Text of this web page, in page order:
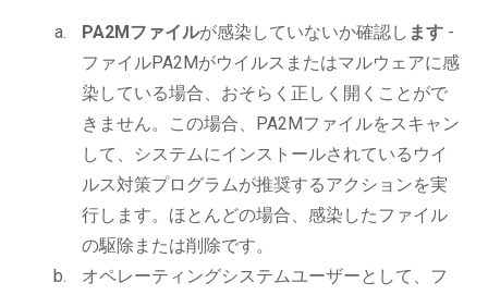
PA2Mファイルが感染していないか確認し ます -
ファイルPA2Mがウイルスまたはマルウェアに感
染している場合、おそらく正しく開くことがで
きません。この場合、PA2Mファイルをスキャン
して、システムにインストールされているウイ
ルス対策プログラムが推奨するアクションを実
行します。ほとんどの場合、感染したファイル
の駆除または削除です。
オペレーティングシステムユーザーとして、フ